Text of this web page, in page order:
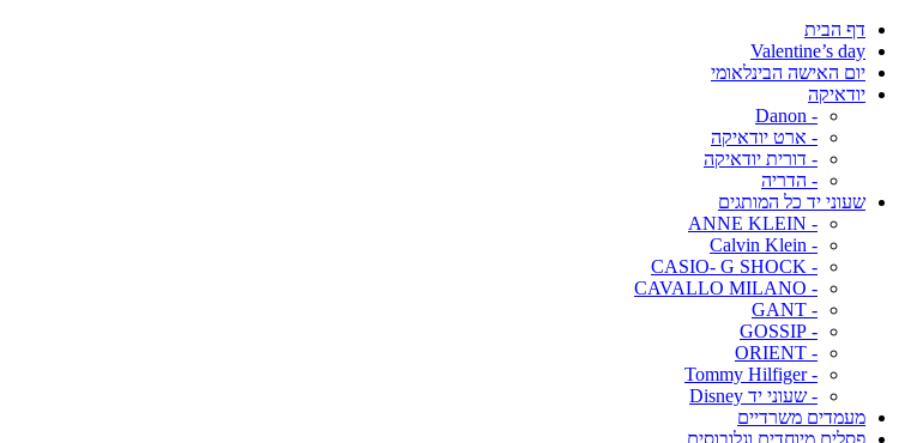
דף הבית
Valentine’s day
יום האישה הבינלאומי
יודאיקה
- Danon
- ארט יודאיקה
- דורית יודאיקה
- הדריה
שעוני יד כל המותגים
- ANNE KLEIN
- Calvin Klein
- CASIO- G SHOCK
- CAVALLO MILANO
- GANT
- GOSSIP
- ORIENT
- Tommy Hilfiger
- שעוני יד Disney
מעמדים משרדיים
פסלים מיוחדים וגלובוסים